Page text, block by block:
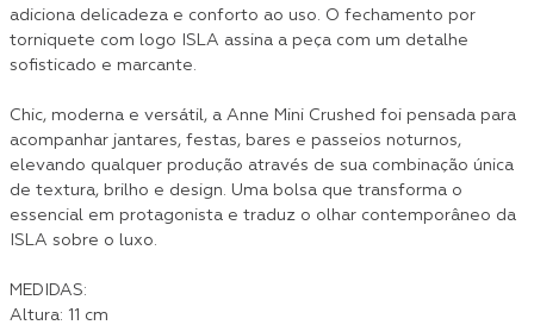
adiciona delicadeza e conforto ao uso. O fechamento por
torniquete com logo ISLA assina a peça com um detalhe
sofisticado e marcante.
Chic, moderna e versátil, a Anne Mini Crushed foi pensada para
acompanhar jantares, festas, bares e passeios noturnos,
elevando qualquer produção através de sua combinação única
de textura, brilho e design. Uma bolsa que transforma o
essencial em protagonista e traduz o olhar contemporâneo da
ISLA sobre o luxo.
MEDIDAS:
Altura: 11 cm